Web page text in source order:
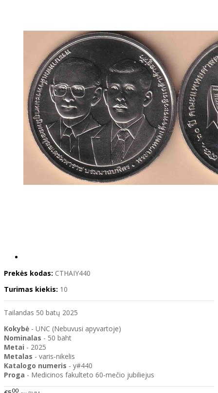
Prekės kodas: CTHAIY440
Turimas kiekis: 10
Tailandas 50 batų 2025
Kokybė - UNC (Nebuvusi apyvartoje)
Nominalas - 50 baht
Metai - 2025
Metalas - varis-nikelis
Katalogo numeris - y#440
Proga - Medicinos fakulteto 60-mečio jubiliejus
00